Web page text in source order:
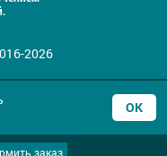
2026
заказ
ОК